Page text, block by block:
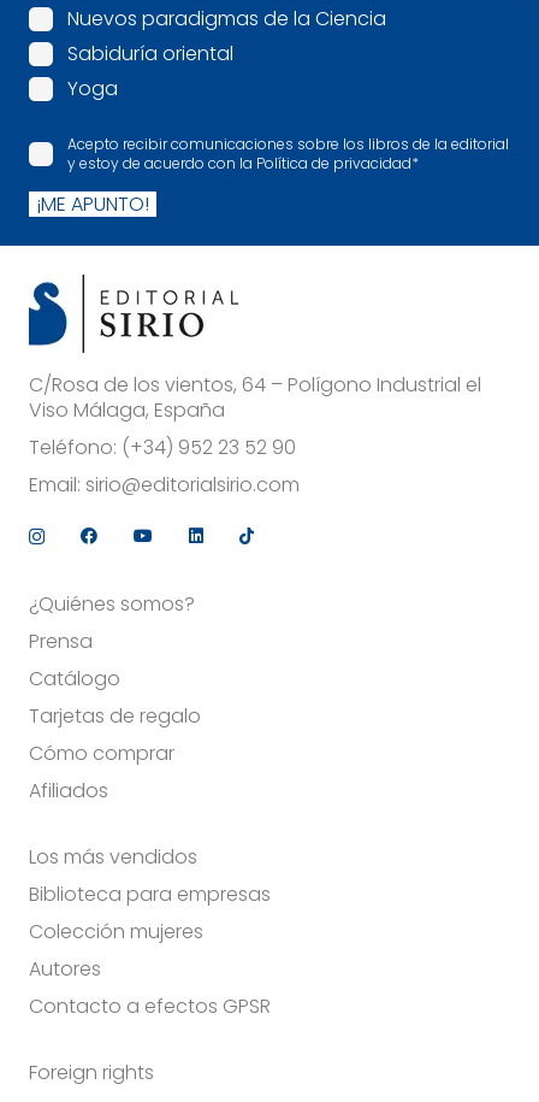
Nuevos paradigmas de la Ciencia
Sabiduría oriental
Yoga
Acepto recibir comunicaciones sobre los libros de la editorial
y estoy de acuerdo con la Política de privacidad*
¡ME APUNTO!
C/Rosa de los vientos, 64 – Polígono Industrial el
Viso Málaga, España
Teléfono: (+34) 952 23 52 90
Email: sirio@editorialsirio.com
¿Quiénes somos?
Prensa
Catálogo
Tarjetas de regalo
Cómo comprar
Afiliados
Los más vendidos
Biblioteca para empresas
Colección mujeres
Autores
Contacto a efectos GPSR
Foreign rights